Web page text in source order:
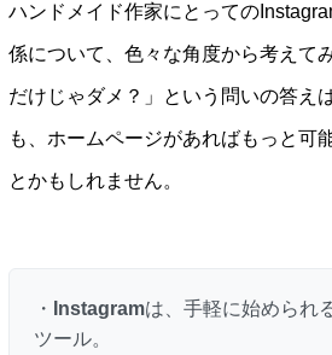
ハンドメイド作家にとっての
係について、色々な角度から考えて
だけじゃダメ？」という問いの答え
も、ホームページがあればもっと可
とかもしれません。
・ Instagramは、手軽に始められ
ツール。